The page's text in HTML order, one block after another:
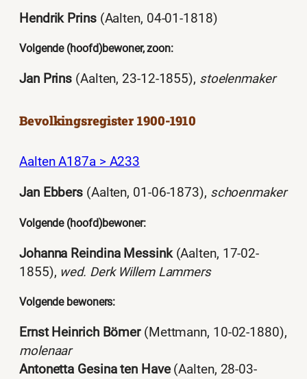
Hendrik Prins(Aalten, 04-01-1818)
Volgende (hoofd)bewoner, zoon:
Jan Prins (Aalten, 23-12-1855), stoelenmaker
Bevolkingsregister 1900-1910
Aalten A187a > A233
Jan Ebbers (Aalten, 01-06-1873), schoenmaker
Volgende (hoofd)bewoner:
Johanna Reindina Messink(Aalten, 17-02-
1855), wed. Derk Willem Lammers
Volgende bewoners:
Ernst Heinrich Bömer(Mettmann, 10-02-1880),
molenaar
Antonetta Gesina ten Have(Aalten, 28-03-